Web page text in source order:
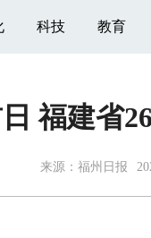
科技 教育
福建省
来源： 福州日报